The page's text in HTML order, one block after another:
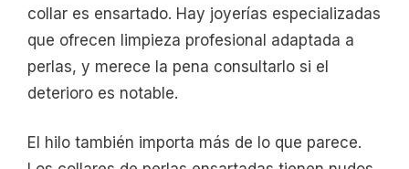
collar es ensartado. Hay joyerías especializadas
que ofrecen limpieza profesional adaptada a
perlas, y merece la pena consultarlo si el
deterioro es notable.
El hilo también importa más de lo que parece.